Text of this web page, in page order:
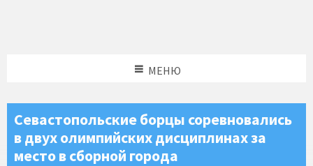
МЕНЮ
Севастопольские борцы соревновались
в двух олимпийских дисциплинах за
место в сборной города